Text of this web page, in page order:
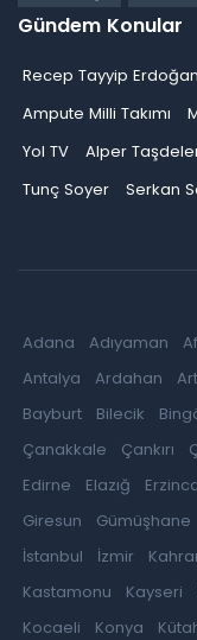
Gündem Konular
Recep Tayyip Erdoğan
Ampute Milli Takımı
Yol TV
Alper
Tunç Soyer
Serkan
Adana Adıyaman
Antalya
Ardahan
Bayburt
Bilecik
Çanakkale
Çankırı
Edirne
Elazığ
Giresun
Gümüşhane
İstanbul
İzmir
Kastamonu
Kayseri
Kocaeli
Konya